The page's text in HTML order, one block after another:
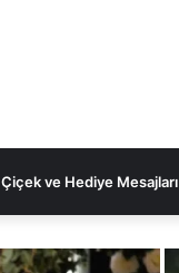
Çiçek ve Hediye Mesajları